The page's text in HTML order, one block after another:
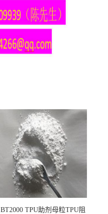
BT2000 TPU助剂母粒TPU阻